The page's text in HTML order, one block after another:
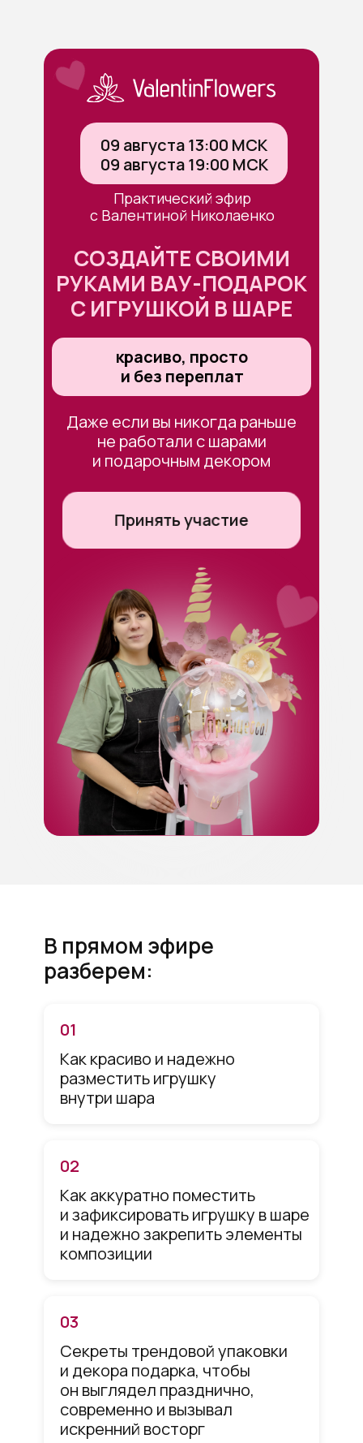
Даже если вы никогда раньше
не работали с шарами
и подарочным декором
красиво, просто
и без переплат
СОЗДАЙТЕ СВОИМИ
РУКАМИ ВАУ-ПОДАРОК
С ИГРУШКОЙ В ШАРЕ
Принять участие
09 августа 13:00 МСК
09 августа 19:00 МСК
Практический эфир
с Валентиной Николаенко
В прямом эфире
разберем:
Как красиво и надежно
разместить игрушку
внутри шара
Как аккуратно поместить
и зафиксировать игрушку в шаре
и надежно закрепить элементы
композиции
Секреты трендовой упаковки
и декора подарка, чтобы
он выглядел празднично,
современно и вызывал
искренний восторг
01
02
03